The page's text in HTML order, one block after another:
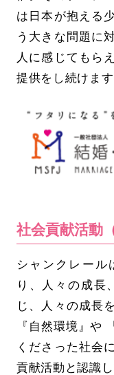
は日本が抱える
う大きな問題に
人に感じてもら
提供をし続けます
社会貢献活動
シャンクレール
り、人々の成長
じ、人々の成長
『自然環境』や
くださった社会
貢献活動と認識し